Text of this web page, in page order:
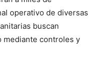
operativo de diversas
buscan
mediante controles y